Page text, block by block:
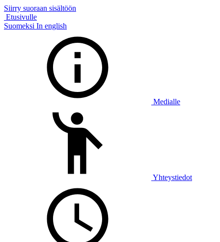
Siirry suoraan sisältöön
Etusivulle
Suomeksi In english
Medialle
Yhteystiedot